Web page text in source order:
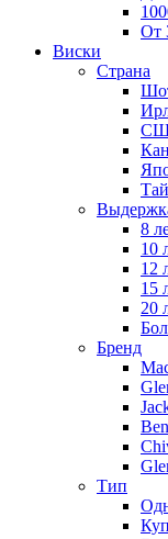
От
Виски
Страна
8
10
12
15
20
Бренд
Тип